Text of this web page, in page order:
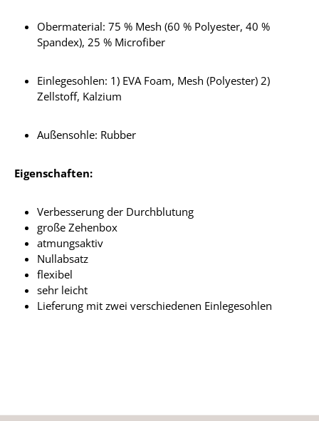
Obermaterial: 75 % Mesh (60 % Polyester, 40 %
Spandex), 25 % Microfiber
Einlegesohlen: 1) EVA Foam, Mesh (Polyester) 2)
Zellstoff, Kalzium
Außensohle: Rubber
Eigenschaften:
Verbesserung der Durchblutung
große Zehenbox
atmungsaktiv
Nullabsatz
flexibel
sehr leicht
Lieferung mit zwei verschiedenen Einlegesohlen